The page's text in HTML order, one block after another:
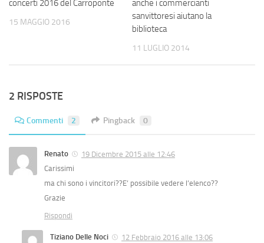
concerti 2016 del Carroponte
15 MAGGIO 2016
anche i commercianti
sanvittoresi aiutano la
biblioteca
11 LUGLIO 2014
2 RISPOSTE
Commenti 2 Pingback 0
Renato
19 Dicembre 2015 alle 12:46
Carissimi
ma chi sono i vincitori??E’ possibile vedere l’elenco??
Grazie
Rispondi
Tiziano Delle Noci
12 Febbraio 2016 alle 13:06